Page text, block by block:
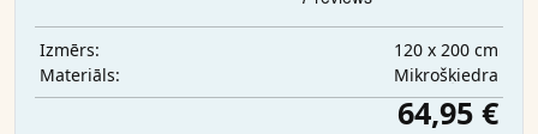
Izmērs:
120 x 200 cm
Materiāls:
Mikrošķiedra
64,95 €